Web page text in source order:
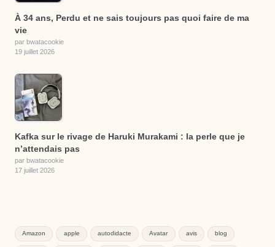
À 34 ans, Perdu et ne sais toujours pas quoi faire de ma
vie
par bwatacookie
19 juillet 2026
Kafka sur le rivage de Haruki Murakami : la perle que je
n’attendais pas
par bwatacookie
17 juillet 2026
Amazon apple autodidacte Avatar avis blog